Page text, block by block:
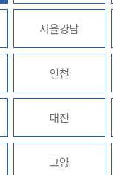
업무사례
사례분석/최신동향
법률정보
법률지식인
고객후기
업무분야
서울강남
인천
대전
고양